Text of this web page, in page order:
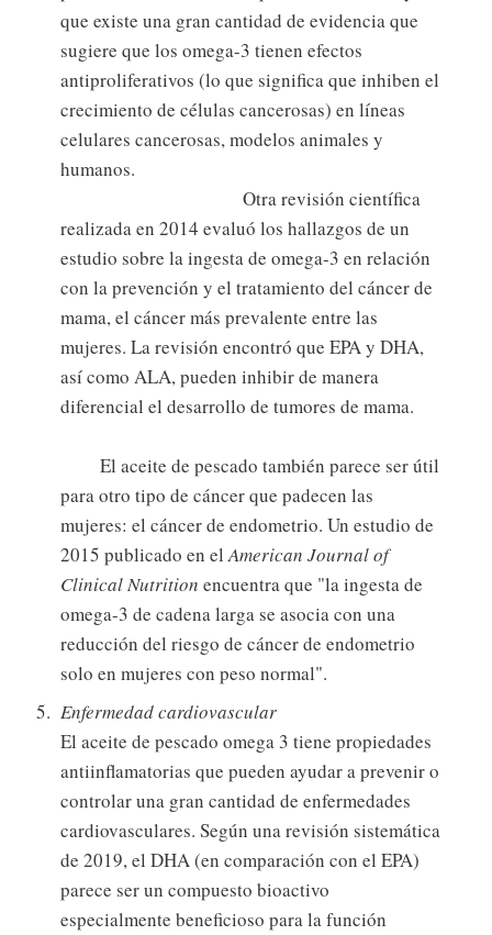
que existe una gran cantidad de evidencia que
sugiere que los omega-3 tienen efectos
antiproliferativos (lo que significa que inhiben el
crecimiento de células cancerosas) en líneas
celulares cancerosas, modelos animales y
humanos.
Otra revisión científica
realizada en 2014 evaluó los hallazgos de un
estudio sobre la ingesta de omega-3 en relación
con la prevención y el tratamiento del cáncer de
mama, el cáncer más prevalente entre las
mujeres. La revisión encontró que EPA y DHA,
así como ALA, pueden inhibir de manera
diferencial el desarrollo de tumores de mama.
El aceite de pescado también parece ser útil
para otro tipo de cáncer que padecen las
mujeres: el cáncer de endometrio. Un estudio de
2015 publicado en elAmerican Journal of
Clinical Nutrition encuentra que "la ingesta de
omega-3 de cadena larga se asocia con una
reducción del riesgo de cáncer de endometrio
solo en mujeres con peso normal".
Enfermedad cardiovascular
El aceite de pescado omega 3 tiene propiedades
antiinflamatorias que pueden ayudar a prevenir o
controlar una gran cantidad de enfermedades
cardiovasculares. Según una revisión sistemática
de 2019, el DHA (en comparación con el EPA)
parece ser un compuesto bioactivo
especialmente beneficioso para la función